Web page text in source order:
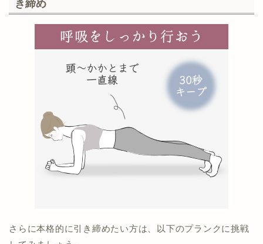
き締め
さらに本格的に引き締めたい方は、以下のプランクに挑戦